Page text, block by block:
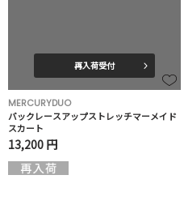
再入荷受付
MERCURYDUO
バックレースアップストレッチマーメイド
スカート
13,200 円